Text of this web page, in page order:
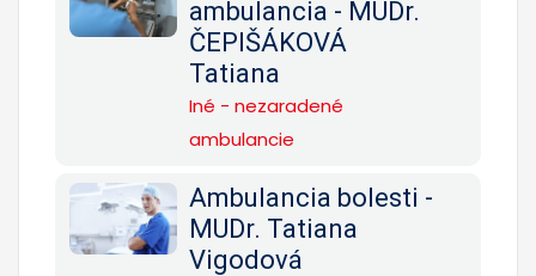
ambulancia - MUDr.
ČEPIŠÁKOVÁ
Tatiana
Iné - nezaradené
ambulancie
Ambulancia bolesti -
MUDr. Tatiana
Vigodová